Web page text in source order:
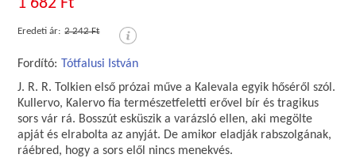
Eredeti ár: 2 242 Ft
Fordító:
Tótfalusi István
J. R. R. Tolkien első prózai műve a Kalevala egyik hőséről szól.
Kullervo, Kalervo fia természetfeletti erővel bír és tragikus
sors vár rá. Bosszút esküszik a varázsló ellen, aki megölte
apját és elrabolta az anyját. De amikor eladják rabszolgának,
ráébred, hogy a sors elől nincs menekvés.